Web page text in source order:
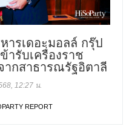
รเดอะมอลล์ กรุ๊ป
ารับเครื่องราช
กสาธารณรัฐอิตาลี
12:27 น.
REPORT